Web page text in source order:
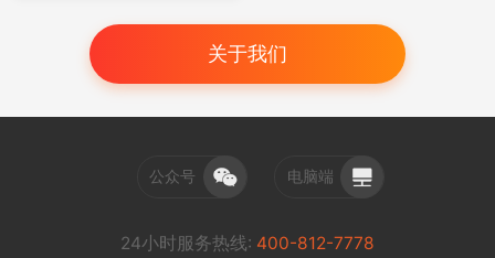
关于我们
公众号 电脑端
24小时服务热线: 400-812-7778